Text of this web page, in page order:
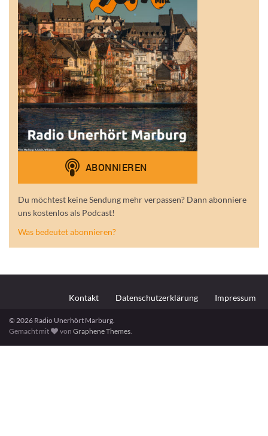
Du möchtest keine Sendung mehr verpassen? Dann abonniere
uns kostenlos als Podcast!
Was bedeutet abonnieren?
Kontakt Datenschutzerklärung Impressum
© 2026 Radio Unerhört Marburg.
Gemacht mit
vonGraphene Themes.